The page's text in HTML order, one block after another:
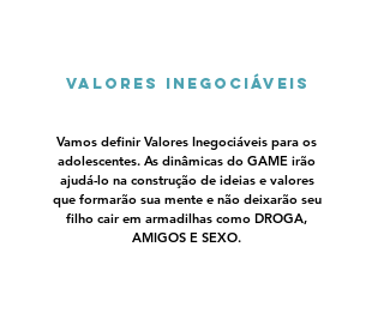
Valores Inegociáveis
Vamos definir Valores Inegociáveis para os
adolescentes. As dinâmicas do GAME irão
ajudá-lo na construção de ideias e valores
que formarão sua mente e não deixarão seu
filho cair em armadilhas como DROGA,
AMIGOS E SEXO.